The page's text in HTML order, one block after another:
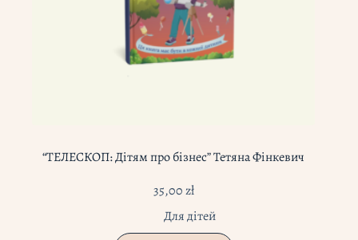
“ТЕЛЕСКОП: Дітям про бізнес” Тетяна Фінкевич
35,00zł
Для дітей